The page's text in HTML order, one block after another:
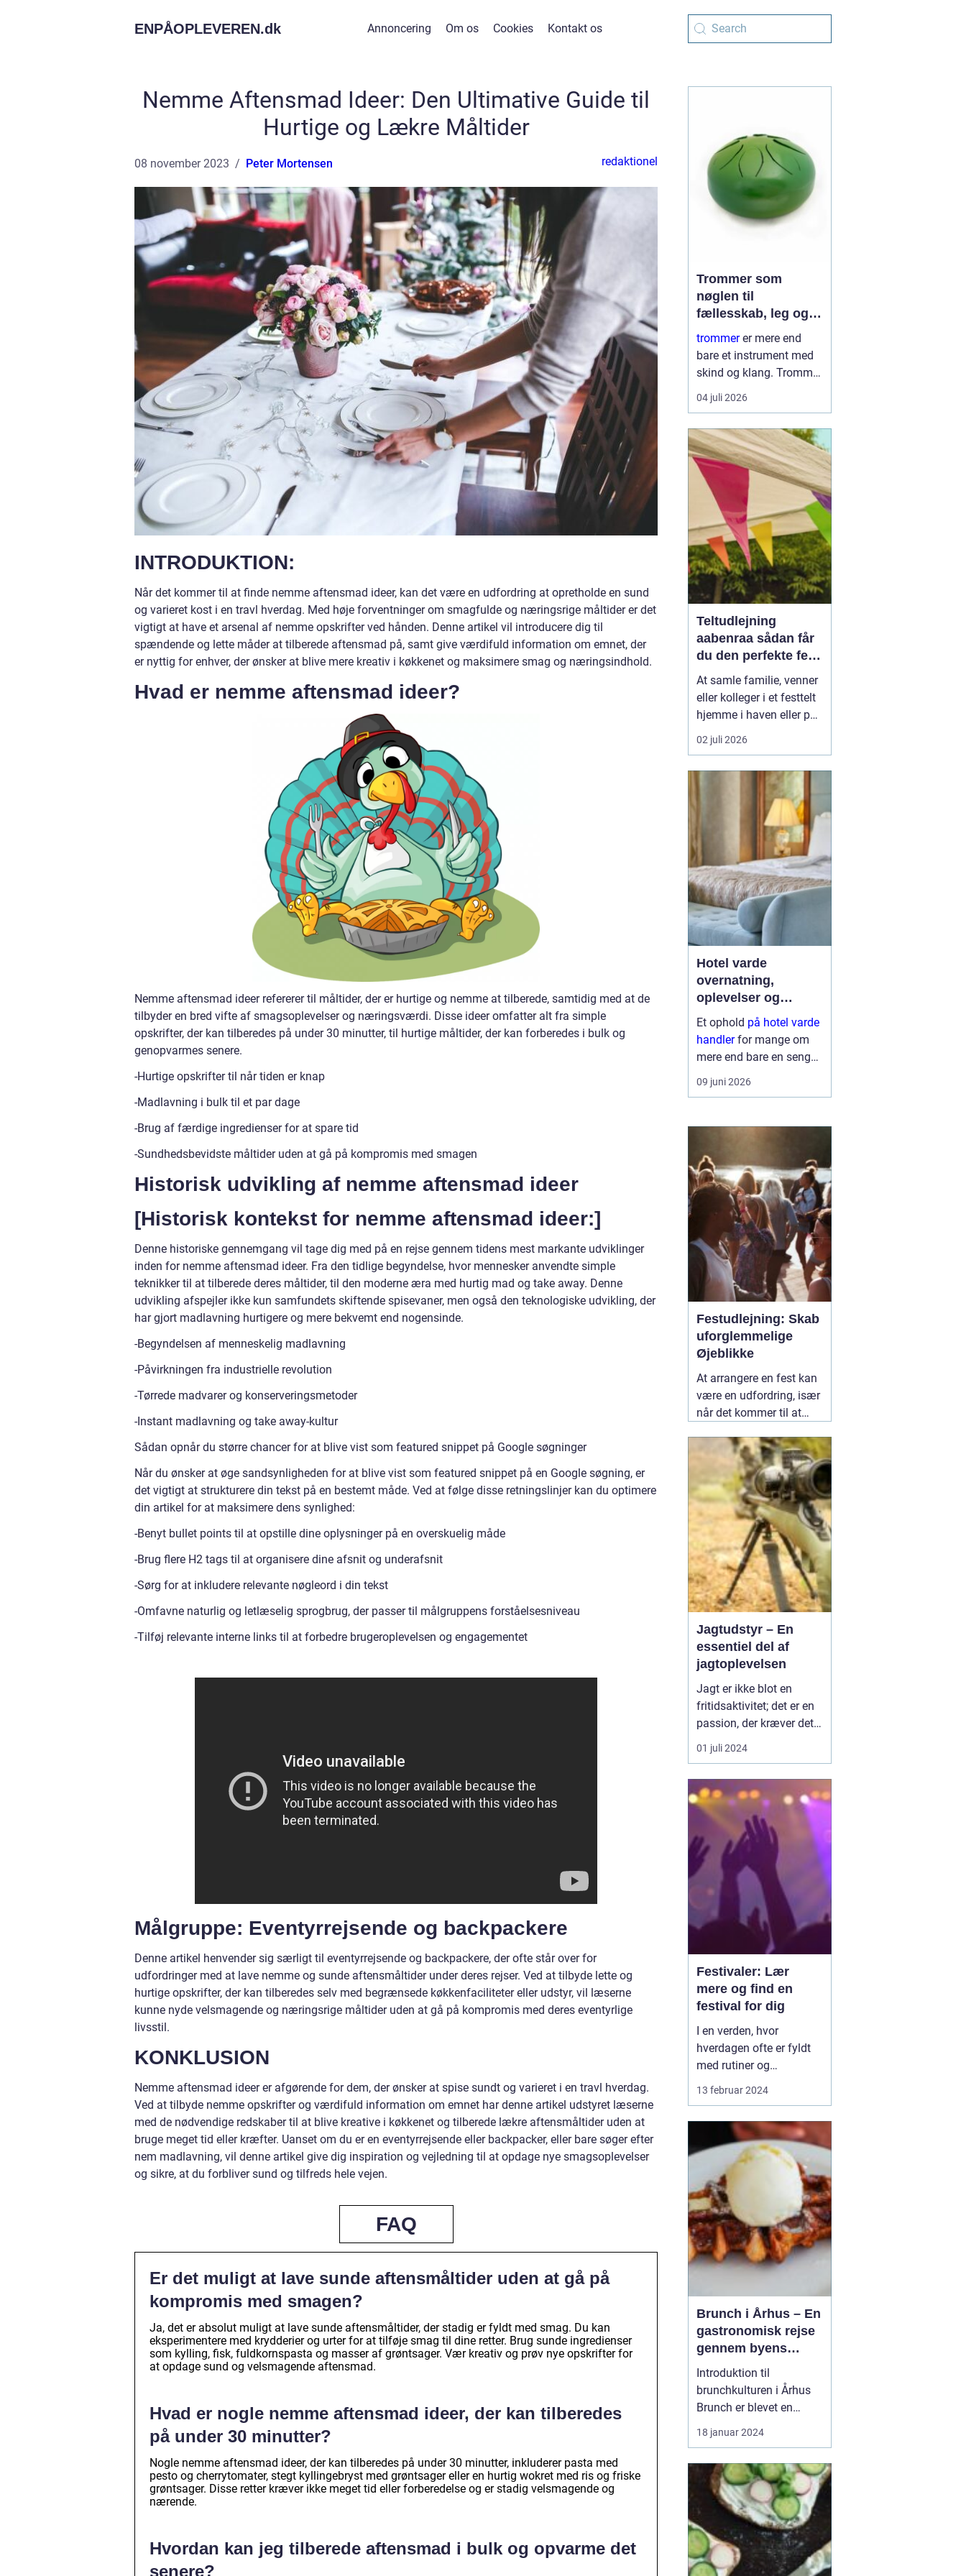
ENPÅOPLEVEREN.dk Annoncering Om os Cookies Kontakt os
Nemme Aftensmad Ideer: Den Ultimative Guide til
Hurtige og Lækre Måltider
08 november 2023 Peter Mortensen redaktionel
INTRODUKTION:
Når det kommer til at finde nemme aftensmad ideer, kan det være en udfordring at opretholde en sund
og varieret kost i en travl hverdag. Med høje forventninger om smagfulde og næringsrige måltider er det
vigtigt at have et arsenal af nemme opskrifter ved hånden. Denne artikel vil introducere dig til
spændende og lette måder at tilberede aftensmad på, samt give værdifuld information om emnet, der
er nyttig for enhver, der ønsker at blive mere kreativ i køkkenet og maksimere smag og næringsindhold.
Hvad er nemme aftensmad ideer?
Nemme aftensmad ideer refererer til måltider, der er hurtige og nemme at tilberede, samtidig med at de
tilbyder en bred vifte af smagsoplevelser og næringsværdi. Disse ideer omfatter alt fra simple
opskrifter, der kan tilberedes på under 30 minutter, til hurtige måltider, der kan forberedes i bulk og
genopvarmes senere.
-Hurtige opskrifter til når tiden er knap
-Madlavning i bulk til et par dage
-Brug af færdige ingredienser for at spare tid
-Sundhedsbevidste måltider uden at gå på kompromis med smagen
Historisk udvikling af nemme aftensmad ideer
[Historisk kontekst for nemme aftensmad ideer:]
Denne historiske gennemgang vil tage dig med på en rejse gennem tidens mest markante udviklinger
inden for nemme aftensmad ideer. Fra den tidlige begyndelse, hvor mennesker anvendte simple
teknikker til at tilberede deres måltider, til den moderne æra med hurtig mad og take away. Denne
udvikling afspejler ikke kun samfundets skiftende spisevaner, men også den teknologiske udvikling, der
har gjort madlavning hurtigere og mere bekvemt end nogensinde.
-Begyndelsen af menneskelig madlavning
-Påvirkningen fra industrielle revolution
-Tørrede madvarer og konserveringsmetoder
-Instant madlavning og take away-kultur
Sådan opnår du større chancer for at blive vist som featured snippet på Google søgninger
Når du ønsker at øge sandsynligheden for at blive vist som featured snippet på en Google søgning, er
det vigtigt at strukturere din tekst på en bestemt måde. Ved at følge disse retningslinjer kan du optimere
din artikel for at maksimere dens synlighed:
-Benyt bullet points til at opstille dine oplysninger på en overskuelig måde
-Brug flere H2 tags til at organisere dine afsnit og underafsnit
-Sørg for at inkludere relevante nøgleord i din tekst
-Omfavne naturlig og letlæselig sprogbrug, der passer til målgruppens forståelsesniveau
-Tilføj relevante interne links til at forbedre brugeroplevelsen og engagementet
Målgruppe: Eventyrrejsende og backpackere
Denne artikel henvender sig særligt til eventyrrejsende og backpackere, der ofte står over for
udfordringer med at lave nemme og sunde aftensmåltider under deres rejser. Ved at tilbyde lette og
hurtige opskrifter, der kan tilberedes selv med begrænsede køkkenfaciliteter eller udstyr, vil læserne
kunne nyde velsmagende og næringsrige måltider uden at gå på kompromis med deres eventyrlige
livsstil.
KONKLUSION
Nemme aftensmad ideer er afgørende for dem, der ønsker at spise sundt og varieret i en travl hverdag.
Ved at tilbyde nemme opskrifter og værdifuld information om emnet har denne artikel udstyret læserne
med de nødvendige redskaber til at blive kreative i køkkenet og tilberede lækre aftensmåltider uden at
bruge meget tid eller kræfter. Uanset om du er en eventyrrejsende eller backpacker, eller bare søger efter
nem madlavning, vil denne artikel give dig inspiration og vejledning til at opdage nye smagsoplevelser
og sikre, at du forbliver sund og tilfreds hele vejen.
FAQ
Er det muligt at lave sunde aftensmåltider uden at gå på
kompromis med smagen?
Ja, det er absolut muligt at lave sunde aftensmåltider, der stadig er fyldt med smag. Du kan
eksperimentere med krydderier og urter for at tilføje smag til dine retter. Brug sunde ingredienser
som kylling, fisk, fuldkornspasta og masser af grøntsager. Vær kreativ og prøv nye opskrifter for
at opdage sund og velsmagende aftensmad.
Hvad er nogle nemme aftensmad ideer, der kan tilberedes
på under 30 minutter?
Nogle nemme aftensmad ideer, der kan tilberedes på under 30 minutter, inkluderer pasta med
pesto og cherrytomater, stegt kyllingebryst med grøntsager eller en hurtig wokret med ris og friske
grøntsager. Disse retter kræver ikke meget tid eller forberedelse og er stadig velsmagende og
nærende.
Hvordan kan jeg tilberede aftensmad i bulk og opvarme det
senere?
Trommer som
nøglen til
fællesskab, leg og
læring
trommerer mere end
bare et instrument med
skind og klang. Trommer
er et samlingspunkt,
hvor børn og voksne
nysgerrighed. Trommer
giver hurtig følelse af
mestring, fordi ...
04 juli 2026
Teltudlejning
aabenraa sådan får
du den perfekte fest
i egen have
At samle familie, venner
eller kolleger i et festtelt
hjemme i haven eller på
en mark uden for byen er
blevet en populær
omegn. Mange ønsker
friheden til selv at sætte
rammen for dagen, uden
at være bundet af et
lokale, faste lu...
02 juli 2026
Hotel varde
overnatning,
oplevelser og
krohygge tæt på
vestkysten
Et ophold på hotel varde
handlerfor mange om
mere end bare en seng
at sove i. Du får en base
tæt på Vesterhavet,
bylivet i Varde og
området god...
09 juni 2026
Festudlejning: Skab
uforglemmelige
Øjeblikke
At arrangere en fest kan
være en udfordring, især
når det kommer til at
aktiviteter, der vil gøre
dagen mindeværdig for
alle dine gæster.02
januar 2025
Jagtudstyr – En
essentiel del af
jagtoplevelsen
Jagt er ikke blot en
fritidsaktivitet; det er en
passion, der kræver det
rigtige udstyr og
forberedelse. I jagtens
at have stabilt og
pålideligt udstyr
vanskelig at overvurdere.
Godt jagtudstyr forhøjer
jag...
01 juli 2024
Festivaler: Lær
mere og find en
festival for dig
I en verden, hvor
hverdagen ofte er fyldt
med rutiner og
forudsigelighed, står
sociale, kulturelle, og
musikalske
samlingspunkter, hvor
mennesker fra alle
samfundslag kan mødes
og dele uforglemmelige
opl...
13 februar 2024
Brunch i Århus – En
gastronomisk rejse
gennem byens
bedste
morgenmadsspot
Introduktion til
brunchkulturen i Århus
Brunch er blevet en
populær spiseoplevelse,
der kombinerer det
og frokost. Denne artikel
dykker ned i Århus'
brunchscene og guider
eventyrrejsende og
backpackere gennem
byens bedste brunch...
18 januar 2024